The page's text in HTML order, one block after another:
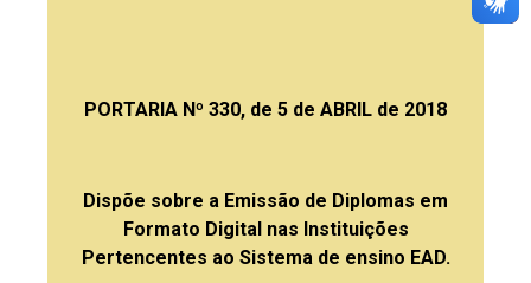
PORTARIA Nº 330, de 5 de ABRIL de 2018
Dispõe sobre a Emissão de Diplomas em
Formato Digital nas Instituições
Pertencentes ao Sistema de ensino EAD.